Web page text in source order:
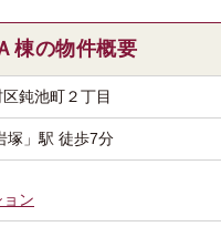
棟の物件概要
区鈍池町２丁目
塚」駅 徒歩7分
ン